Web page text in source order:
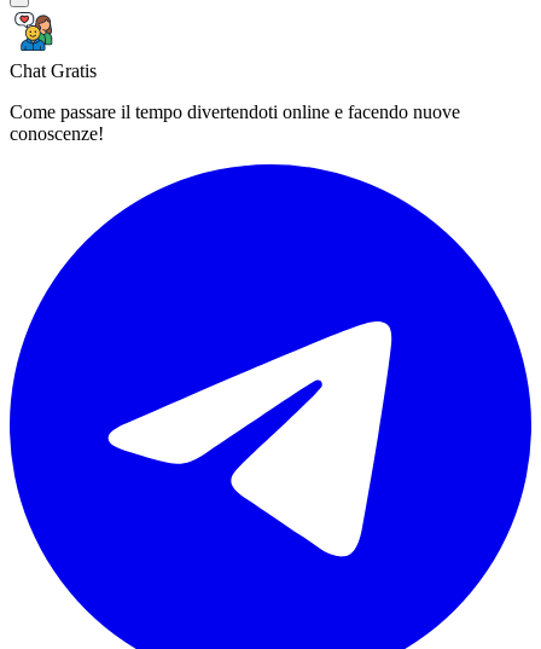
Chat Gratis
Come passare il tempo divertendoti online e facendo nuove
conoscenze!